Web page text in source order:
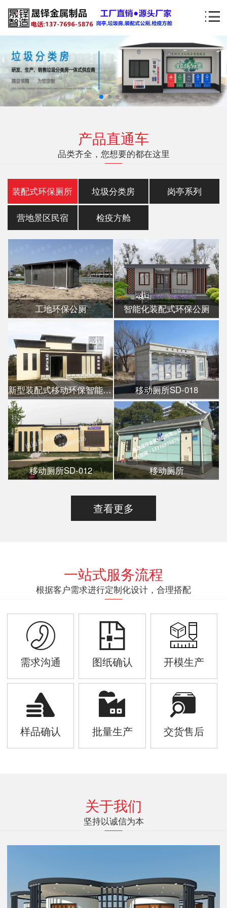
产品直通车
品类齐全，您想要的都在这里
装配式环保厕所 垃圾分类房 岗亭系列
营地景区民宿 检疫方舱
工地环保公厕 智能化装配式环保公厕
新型装配式移动环保智能公厕 移动厕所SD-018
移动厕所SD-012 移动厕所
查看更多
一站式服务流程
根据客户需求进行定制化设计，合理搭配
需求沟通 图纸确认 开模生产
样品确认 批量生产 交货售后
关于我们
坚持以诚信为本